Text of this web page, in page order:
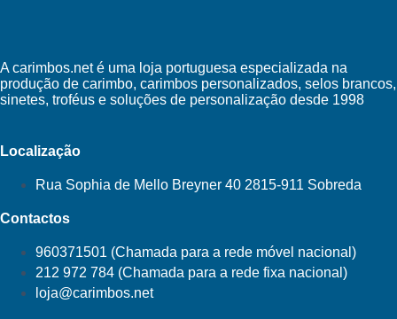
A carimbos.net é uma loja portuguesa especializada na
produção de carimbo, carimbos personalizados, selos brancos,
sinetes, troféus e soluções de personalização desde 1998
Localização
Rua Sophia de Mello Breyner 40 2815-911 Sobreda
Contactos
960371501 (Chamada para a rede móvel nacional)
212 972 784 (Chamada para a rede fixa nacional)
loja@carimbos.net